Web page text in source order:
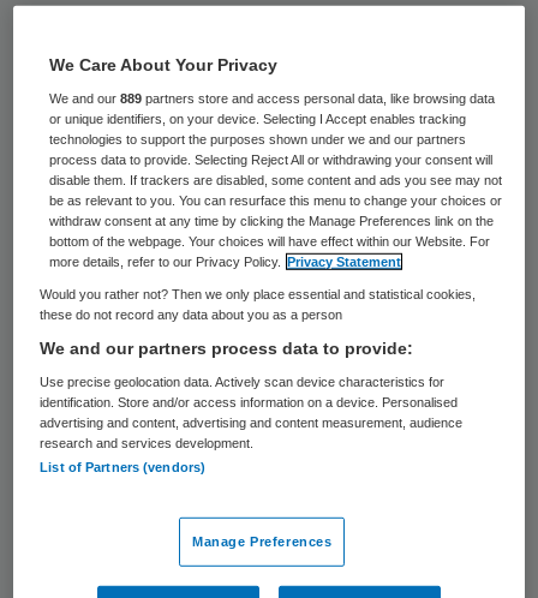
Schakenbosch in Leidschendam bijna
veertig van de honderd cliënten ‘illegaal’.
Het gaat om kinderen tussen de 12 en 18
jaar, meestal met een lichte verstandelijke
beperking en ernstige gedragsproblemen.
Dit meldt het NRC. D66 en SP hebben een
debat met staatssecretaris Van Rijn van
VWS aangevraagd, ondersteund door de
hele Tweede Kamer.
Open en gesloten
soms vrijheidsbeperkende maatregelen
opgelegd of dwangmedicatie. De Inspectie
We Care About Your Privacy
We and our889 partners store and access personal data, like browsing data
or unique identifiers, on your device. Selecting I Accept enables tracking
technologies to support the purposes shown under we and our partners
process data to provide. Selecting Reject All or withdrawing your consent will
disable them. If trackers are disabled, some content and ads you see may not
be as relevant to you. You can resurface this menu to change your choices or
withdraw consent at any time by clicking the Manage Preferences link on the
bottom of the webpage. Your choices will have effect within our Website. For
more details, refer to our Privacy Policy.
Privacy Statement
Would you rather not? Then we only place essential and statistical cookies,
these do not record any data about you as a person
We and our partners process data to provide:
Use precise geolocation data. Actively scan device characteristics for
identification. Store and/or access information on a device. Personalised
advertising and content, advertising and content measurement, audience
research and services development.
List of Partners (vendors)
Manage Preferences